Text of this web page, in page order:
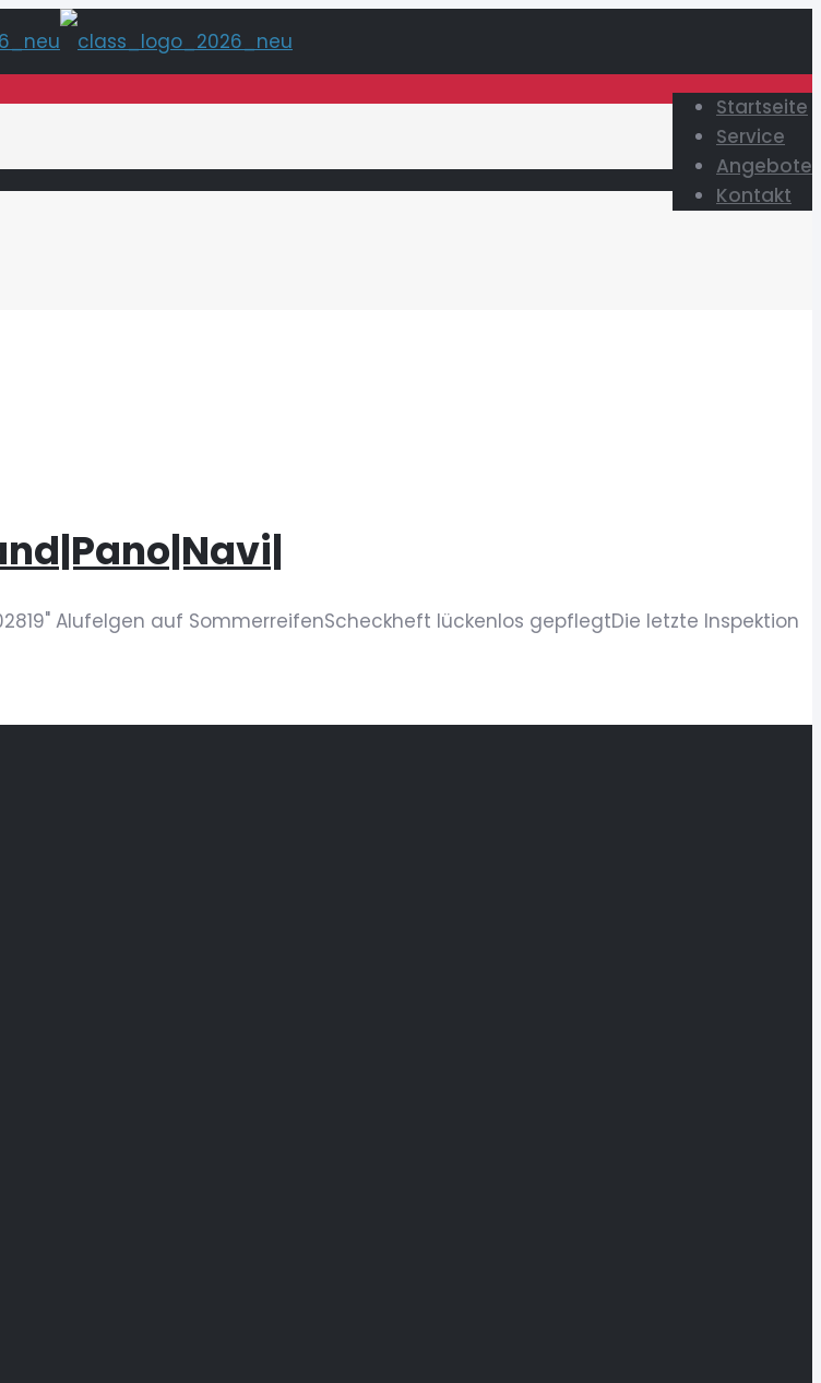
Startseite
Service
Angebote
Kontakt
Alufelgen auf SommerreifenScheckheft lückenlos gepflegtDie letzte Inspektion